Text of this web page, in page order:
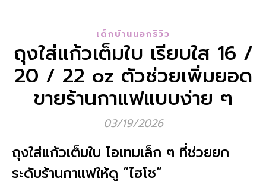
เด็กบ้านนอกรีวิว
ถุงใส่แก้วเต็มใบ เรียบใส 16 /
20 / 22 oz ตัวช่วยเพิ่มยอด
ขายร้านกาแฟแบบง่าย ๆ
03/19/2026
ถุงใส่แก้วเต็มใบ ไอเทมเล็ก ๆ ที่ช่วยยก
ระดับร้านกาแฟให้ดู “ไฮโซ”